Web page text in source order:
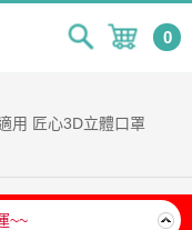
0
用 匠心3D立體口罩
~~